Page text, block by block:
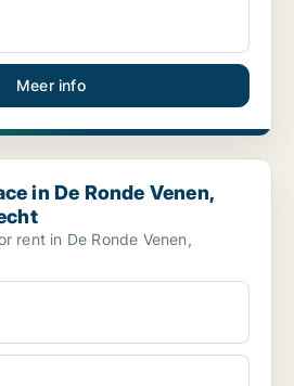
Meer info
Ronde Venen, Province of Utrecht
in De Ronde Venen,
rent in De Ronde Venen,